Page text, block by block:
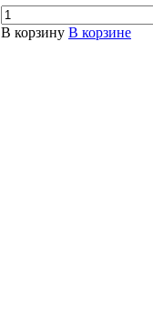
В корзину В корзине